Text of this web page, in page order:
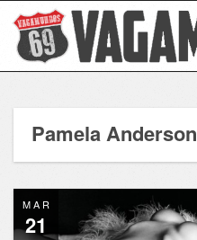
Pamela Anderson
MAR
21